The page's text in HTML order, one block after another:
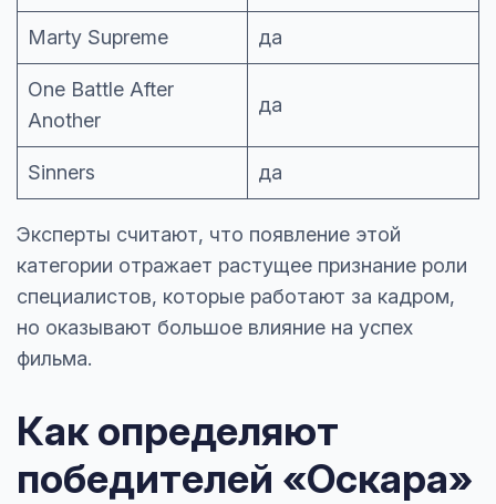
Marty Supreme да
One Battle After
Another
да
Sinners да
Эксперты считают, что появление этой
категории отражает растущее признание роли
специалистов, которые работают за кадром,
но оказывают большое влияние на успех
фильма.
Как определяют
победителей «Оскара»